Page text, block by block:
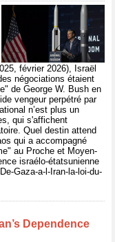
février 2026), Israël
négociations étaient
de George W. Bush en
vengeur perpétré par
n’est plus un
qui s'affichent
Quel destin attend
qui a accompagné
au Proche et Moyen-
israélo-étatsunienne
Gaza-a-l-Iran-la-loi-du-
Dependence